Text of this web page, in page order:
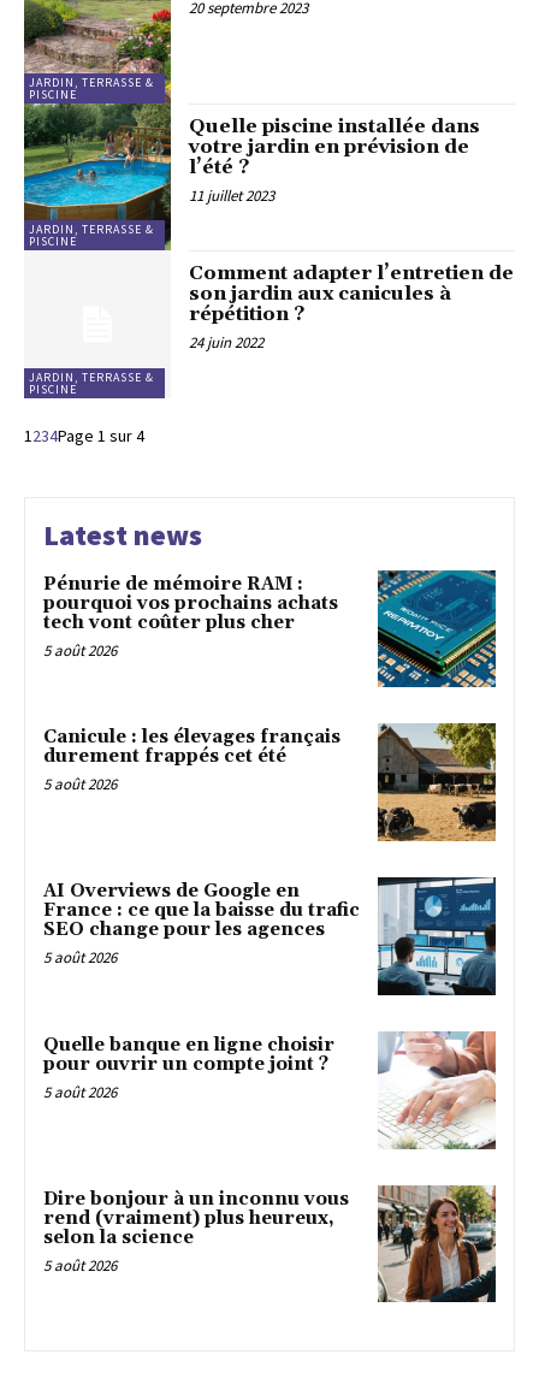
JARDIN, TERRASSE &
PISCINE
20 septembre 2023
JARDIN, TERRASSE &
PISCINE
Quelle piscine installée dans
votre jardin en prévision de
l’été ?
11 juillet 2023
JARDIN, TERRASSE &
PISCINE
Comment adapter l’entretien de
son jardin aux canicules à
répétition ?
24 juin 2022
1234Page 1 sur 4
Latest news
Pénurie de mémoire RAM :
pourquoi vos prochains achats
tech vont coûter plus cher
5 août 2026
Canicule : les élevages français
durement frappés cet été
5 août 2026
AI Overviews de Google en
France : ce que la baisse du trafic
SEO change pour les agences
5 août 2026
Quelle banque en ligne choisir
pour ouvrir un compte joint ?
5 août 2026
Dire bonjour à un inconnu vous
rend (vraiment) plus heureux,
selon la science
5 août 2026